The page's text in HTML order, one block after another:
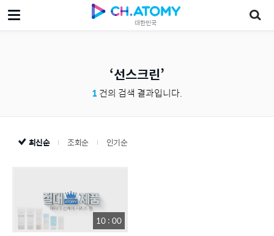
대한민국
선스크린
1 건의 검색 결과입니다.
최신순 조회순 인기순
10 : 00